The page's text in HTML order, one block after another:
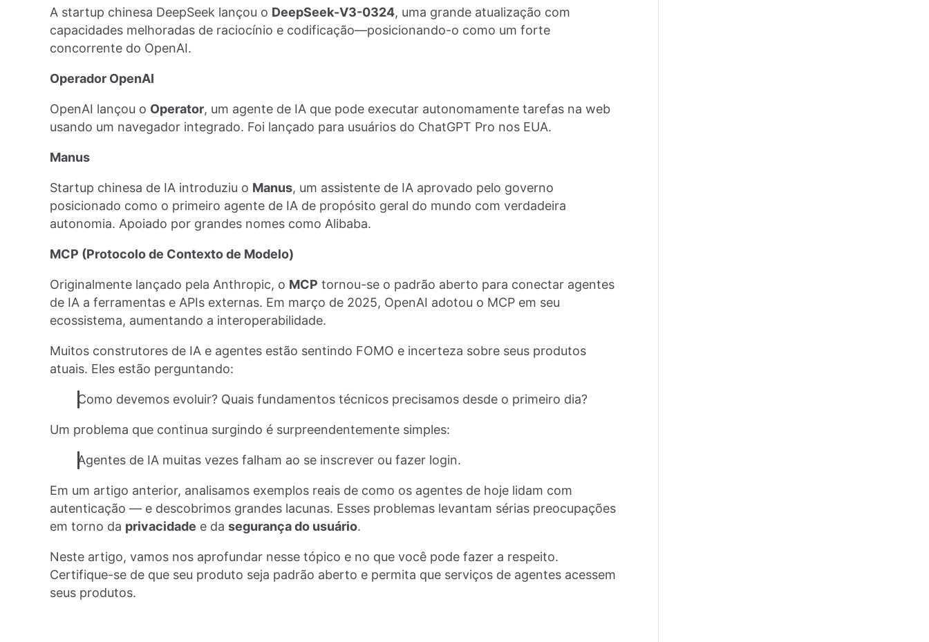
A startup chinesa DeepSeek lançou o DeepSeek-V3-0324, uma grande atualização com
capacidades melhoradas de raciocínio e codificação—posicionando-o como um forte
concorrente do OpenAI.
Operador OpenAI
OpenAI lançou o Operator, um agente de IA que pode executar autonomamente tarefas na web
usando um navegador integrado. Foi lançado para usuários do ChatGPT Pro nos EUA.
Manus
Startup chinesa de IA introduziu o Manus, um assistente de IA aprovado pelo governo
posicionado como o primeiro agente de IA de propósito geral do mundo com verdadeira
autonomia. Apoiado por grandes nomes como Alibaba.
MCP (Protocolo de Contexto de Modelo)
Originalmente lançado pela Anthropic, o MCP tornou-se o padrão aberto para conectar agentes
de IA a ferramentas e APIs externas. Em março de 2025, OpenAI adotou o MCP em seu
ecossistema, aumentando a interoperabilidade.
Muitos construtores de IA e agentes estão sentindo FOMO e incerteza sobre seus produtos
atuais. Eles estão perguntando:
Como devemos evoluir? Quais fundamentos técnicos precisamos desde o primeiro dia?
Um problema que continua surgindo é surpreendentemente simples:
Agentes de IA muitas vezes falham ao se inscrever ou fazer login.
Em um artigo anterior, analisamos exemplos reais de como os agentes de hoje lidam com
autenticação — e descobrimos grandes lacunas. Esses problemas levantam sérias preocupações
em torno da privacidade e da segurança do usuário.
Neste artigo, vamos nos aprofundar nesse tópico e no que você pode fazer a respeito.
Certifique-se de que seu produto seja padrão aberto e permita que serviços de agentes acessem
seus produtos.